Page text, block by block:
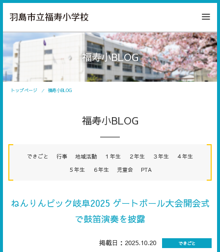
福寿小BLOG
トップページ 福寿小BLOG
福寿小BLOG
できごと 行事 地域活動 １年生 ２年生 ３年生
４年生
５年生
６年生 児童会 PTA
ねんりんピック岐阜2025 ゲートボール大会開会式
で鼓笛演奏を披露
掲載日：2025.10.20 できごと